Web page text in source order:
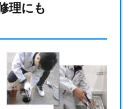
理にも